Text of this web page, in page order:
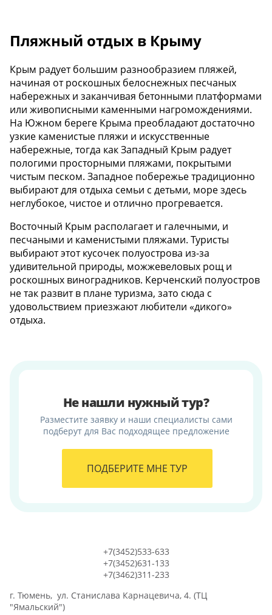
Пляжный отдых в Крыму
Крым радует большим разнообразием пляжей,
начиная от роскошных белоснежных песчаных
набережных и заканчивая бетонными платформами
или живописными каменными нагромождениями.
На Южном береге Крыма преобладают достаточно
узкие каменистые пляжи и искусственные
набережные, тогда как Западный Крым радует
пологими просторными пляжами, покрытыми
чистым песком. Западное побережье традиционно
выбирают для отдыха семьи с детьми, море здесь
неглубокое, чистое и отлично прогревается.
Восточный Крым располагает и галечными, и
песчаными и каменистыми пляжами. Туристы
выбирают этот кусочек полуострова из-за
удивительной природы, можжевеловых рощ и
роскошных виноградников. Керченский полуостров
не так развит в плане туризма, зато сюда с
удовольствием приезжают любители «дикого»
отдыха.
Не нашли нужный тур?
Разместите заявку и наши специалисты сами
подберут для Вас подходящее предложение
+7(3452)533-633
+7(3452)631-133
+7(3462)311-233
г. Тюмень, ул. Станислава Карнацевича, 4. (ТЦ
"Ямальский")